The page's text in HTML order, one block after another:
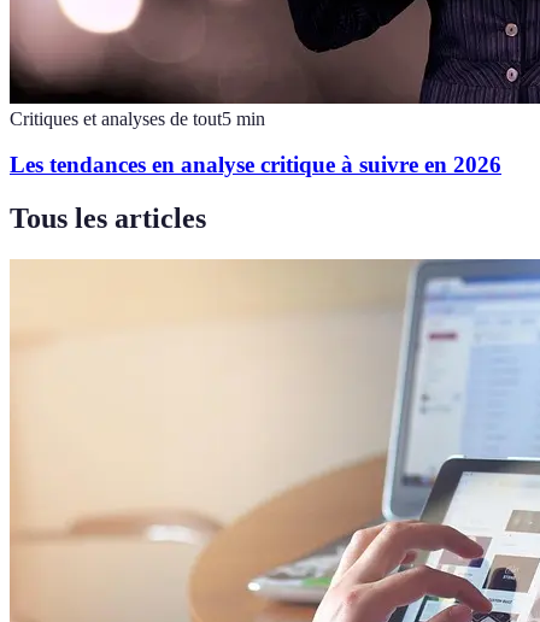
Critiques et analyses de tout5 min
Les tendances en analyse critique à suivre en 2026
Tous les articles